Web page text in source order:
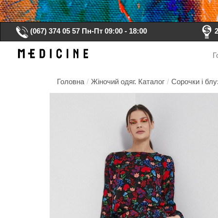
(067) 374 05 57 Пн-Пт 09:00 - 18:00
Головна / Жіночий одяг. Каталог / Сорочки і